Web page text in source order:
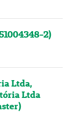
2)
Ltda,
Ltda